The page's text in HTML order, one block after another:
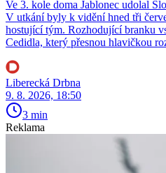
Ve 3. kole doma Jablonec udolal
V utkání byly k vidění hned tři
hostující tým. Rozhodující branku
Cedidla, který přesnou hlavičkou
Liberecká Drbna
9. 8. 2026, 18:50
3 min
Reklama